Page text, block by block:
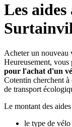
Les aides
Acheter un nouveau
Heureusement,
pour l'achat d'un
Cotentin cherchent à
de transport
Le montant des
le type de vélo